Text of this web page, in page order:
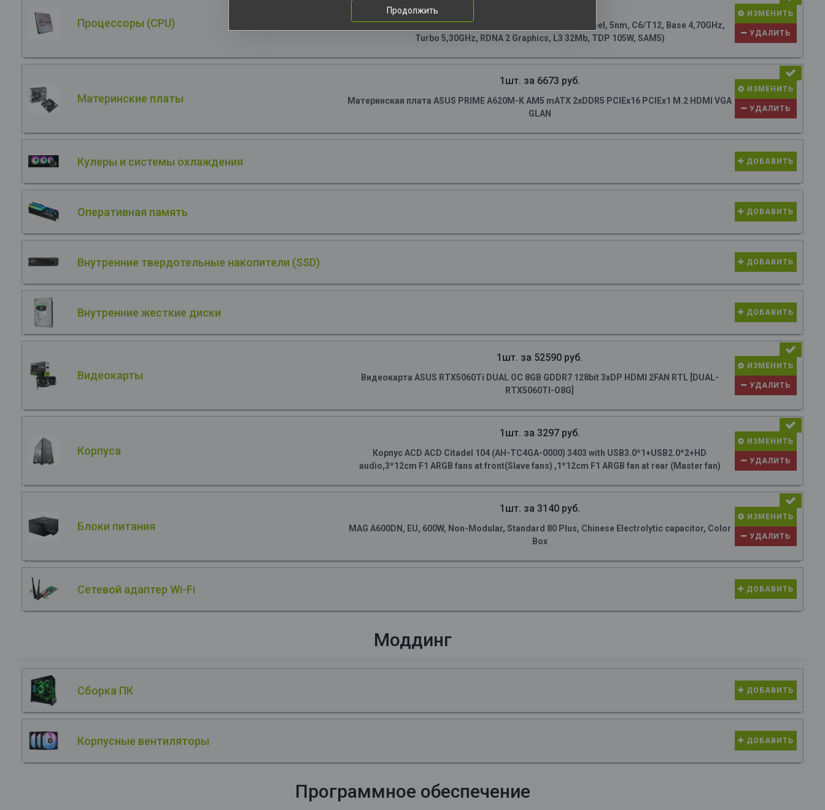
Процессоры (CPU)
Центральный Процессор AMD RYZEN 5 7600X OEM (Raphael, 5nm, C6/T12, Base 4,70GHz,
Turbo 5,30GHz, RDNA 2 Graphics, L3 32Mb, TDP 105W, SAM5)
ИЗМЕНИТЬ
УДАЛИТЬ
Материнские платы
1шт. за 6673 руб.
Материнская плата ASUS PRIME A620M-K AM5 mATX 2xDDR5 PCIEx16 PCIEx1 M.2 HDMI VGA
GLAN
ИЗМЕНИТЬ
УДАЛИТЬ
Кулеры и системы охлаждения ДОБАВИТЬ
Оперативная память ДОБАВИТЬ
Внутренние твердотельные накопители (SSD) ДОБАВИТЬ
Внутренние жесткие диски ДОБАВИТЬ
Видеокарты
1шт. за 52590 руб.
Видеокарта ASUS RTX5060Ti DUAL OC 8GB GDDR7 128bit 3xDP HDMI 2FAN RTL [DUAL-
RTX5060TI-O8G]
ИЗМЕНИТЬ
УДАЛИТЬ
Корпуса
1шт. за 3297 руб.
Корпус ACD ACD Citadel 104 (AH-TC4GA-0000) 3403 with USB3.0*1+USB2.0*2+HD
audio,3*12cm F1 ARGB fans at front(Slave fans) ,1*12cm F1 ARGB fan at rear (Master fan)
ИЗМЕНИТЬ
УДАЛИТЬ
Блоки питания
1шт. за 3140 руб.
MAG A600DN, EU, 600W, Non-Modular, Standard 80 Plus, Chinese Electrolytic capacitor, Color
Box
ИЗМЕНИТЬ
УДАЛИТЬ
Сетевой адаптер Wi-Fi ДОБАВИТЬ
Моддинг
Сборка ПК ДОБАВИТЬ
Корпусные вентиляторы ДОБАВИТЬ
Программное обеспечение
Продолжить